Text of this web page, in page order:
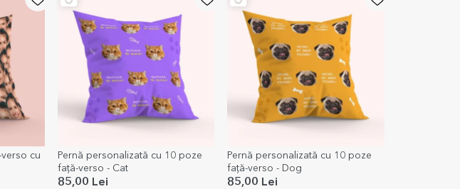
cu
Pernă personalizată cu 10 poze
față-verso - Cat
85,00 Lei
Pernă personalizată cu 10 poze
față-verso - Dog
85,00 Lei